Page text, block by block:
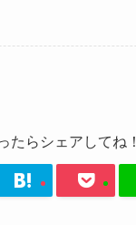
たらシェアしてね！